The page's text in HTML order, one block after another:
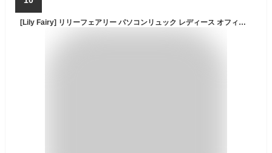
[Lily Fairy] リリーフェアリー パソコンリュック レディース オフィスカジュアル 軽量 800g 撥水 A4 大容量 PC収納 15.6インチ PCリュック ビジネスリュック カジュアルリュック 旅行 通勤 通学 日本国内検品済み LF-001 (ホワイト)